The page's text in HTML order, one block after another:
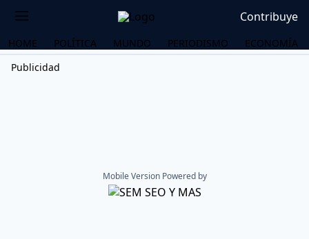
Contribuye
HOME POLÍTICA MUNDO PERIODISMO
ECONOMÍA
Publicidad
Mobile Version Powered by